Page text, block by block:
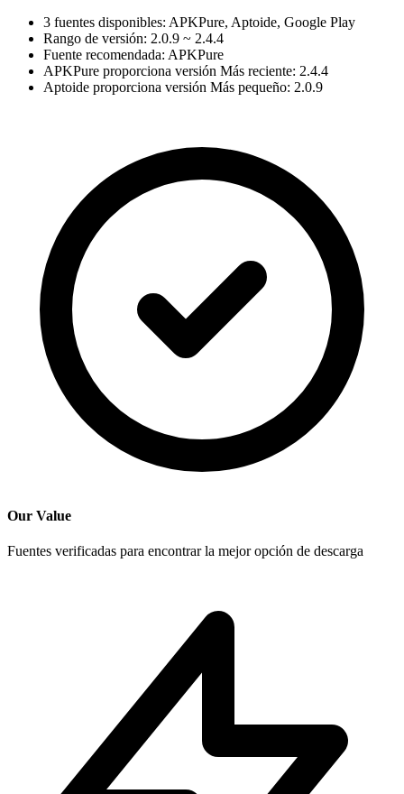
3 fuentes disponibles: APKPure, Aptoide, Google Play
Rango de versión: 2.0.9 ~ 2.4.4
Fuente recomendada: APKPure
APKPure proporciona versión Más reciente: 2.4.4
Aptoide proporciona versión Más pequeño: 2.0.9
Our Value
Fuentes verificadas para encontrar la mejor opción de descarga